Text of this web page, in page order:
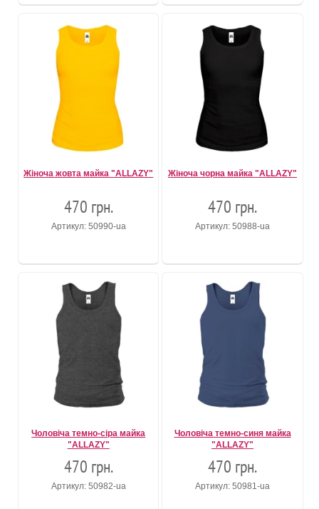
Жіноча жовта майка "ALLAZY"
470 грн.
Артикул: 50990-ua
Жіноча чорна майка "ALLAZY"
470 грн.
Артикул: 50988-ua
Чоловіча темно-сіра майка
"ALLAZY"
470 грн.
Артикул: 50982-ua
Чоловіча темно-синя майка
"ALLAZY"
470 грн.
Артикул: 50981-ua